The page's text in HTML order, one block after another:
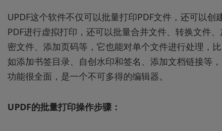
UPDF这个软件不仅可以批量打印PDF文件，还可以创
PDF进行虚拟打印，还可以批量合并文件、转换文件
密文件、添加页码等，它也能对单个文件进行处理，比
如添加书签目录、自创水印和签名、添加文档链接等，
功能很全面，是一个不可多得的编辑器。
UPDF的批量打印操作步骤 ：